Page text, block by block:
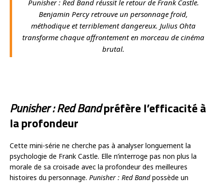
Punisher : Red Bandréussit le retour de Frank Castle.
Benjamin Percy retrouve un personnage froid,
méthodique et terriblement dangereux. Julius Ohta
transforme chaque affrontement en morceau de cinéma
brutal.
Punisher : Red Bandpréfère l’efficacité à
la profondeur
Cette mini-série ne cherche pas à analyser longuement la
psychologie de Frank Castle. Elle n’interroge pas non plus la
morale de sa croisade avec la profondeur des meilleures
histoires du personnage. Punisher : Red Bandpossède un